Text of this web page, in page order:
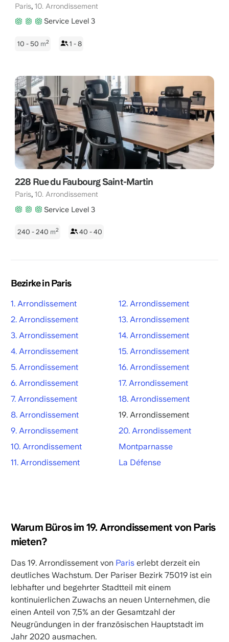
Paris, 10. Arrondissement
Service Level 3
10 - 50 m2 1 - 8
228 Rue du Faubourg Saint-Martin
Paris, 10. Arrondissement
Service Level 3
240 - 240 m2 40 - 40
Bezirke in Paris
1. Arrondissement
2. Arrondissement
3. Arrondissement
4. Arrondissement
5. Arrondissement
6. Arrondissement
7. Arrondissement
8. Arrondissement
9. Arrondissement
10. Arrondissement
11. Arrondissement
12. Arrondissement
13. Arrondissement
14. Arrondissement
15. Arrondissement
16. Arrondissement
17. Arrondissement
18. Arrondissement
19. Arrondissement
20. Arrondissement
Montparnasse
La Défense
Warum Büros im 19. Arrondissement von Paris
mieten?
Das 19. Arrondissement von Paris erlebt derzeit ein
deutliches Wachstum. Der Pariser Bezirk 75019 ist ein
lebhafter und begehrter Stadtteil mit einem
kontinuierlichen Zuwachs an neuen Unternehmen, die
einen Anteil von 7,5% an der Gesamtzahl der
Neugründungen in der französischen Hauptstadt im
Jahr 2020 ausmachen.